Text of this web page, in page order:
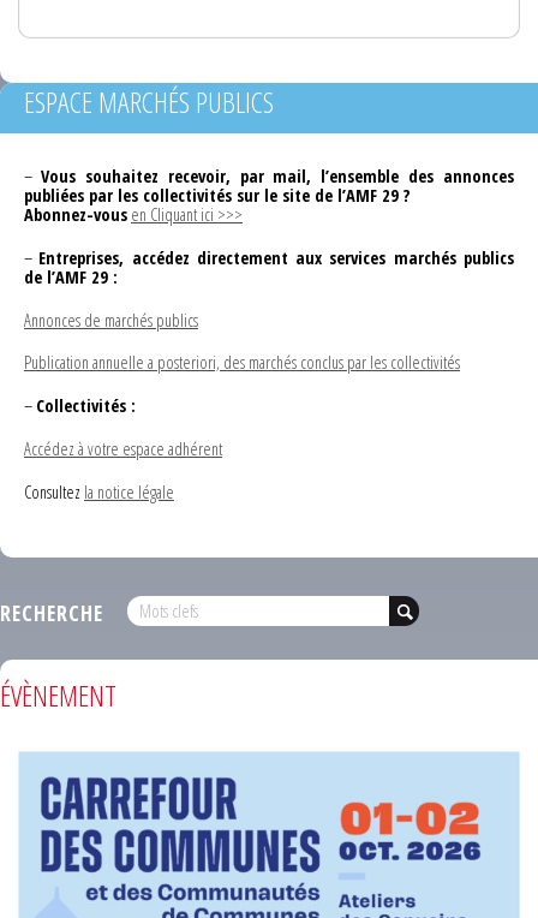
ESPACE MARCHÉS PUBLICS
– Vous souhaitez recevoir, par mail, l’ensemble des annonces
publiées par les collectivités sur le site de l’AMF 29 ?
Abonnez-vous en Cliquant ici >>>
– Entreprises, accédez directement aux services marchés publics
de l’AMF 29 :
Annonces de marchés publics
Publication annuelle a posteriori, des marchés conclus par les collectivités
– Collectivités :
Accédez à votre espace adhérent
Consultez la notice légale
RECHERCHE
ÉVÈNEMENT